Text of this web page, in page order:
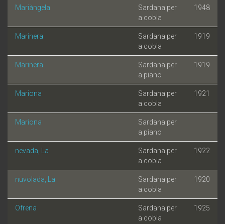
Mariàngela
Sardana per
a cobla
1948
Marinera
Sardana per
a cobla
1919
Marinera
Sardana per
a piano
1919
Mariona
Sardana per
a cobla
1921
Mariona
Sardana per
a piano
nevada, La
Sardana per
a cobla
1922
nuvolada, La
Sardana per
a cobla
1920
Ofrena
Sardana per
a cobla
1925